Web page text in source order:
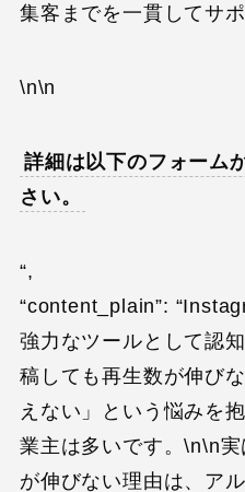
集客までを一貫してサ
\n\n
詳細は以下のフォーム
さい。
“,
“content_plain”:
強力なツールとして認
稿しても再生数が伸び
えない」という悩みを
業主は多いです。\n\n
が伸びない理由は、ア